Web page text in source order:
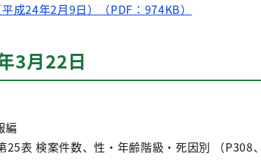
成24年2月9日）（PDF：974KB）
3月22日
編
25表 検案件数、性・年齢階級・死因別 （P308